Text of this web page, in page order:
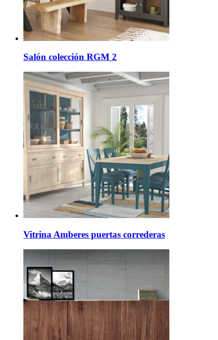
Salón colección RGM 2
Vitrina Amberes puertas correderas